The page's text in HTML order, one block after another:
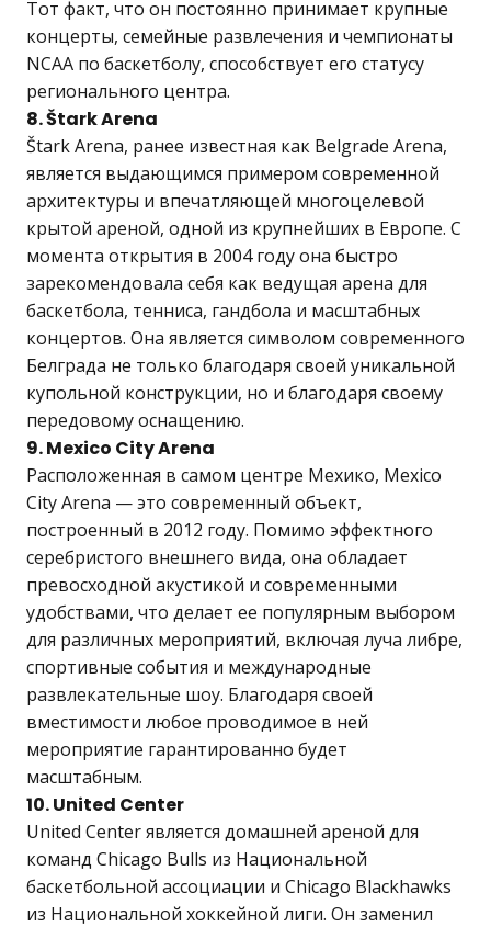
Тот факт, что он постоянно принимает крупные
концерты, семейные развлечения и чемпионаты
NCAA по баскетболу, способствует его статусу
регионального центра.
8. Štark Arena
Štark Arena, ранее известная как Belgrade Arena,
является выдающимся примером современной
архитектуры и впечатляющей многоцелевой
крытой ареной, одной из крупнейших в Европе. С
момента открытия в 2004 году она быстро
зарекомендовала себя как ведущая арена для
баскетбола, тенниса, гандбола и масштабных
концертов. Она является символом современного
Белграда не только благодаря своей уникальной
купольной конструкции, но и благодаря своему
передовому оснащению.
9. Mexico City Arena
Расположенная в самом центре Мехико, Mexico
City Arena — это современный объект,
построенный в 2012 году. Помимо эффектного
серебристого внешнего вида, она обладает
превосходной акустикой и современными
удобствами, что делает ее популярным выбором
для различных мероприятий, включая луча либре,
спортивные события и международные
развлекательные шоу. Благодаря своей
вместимости любое проводимое в ней
мероприятие гарантированно будет
масштабным.
10. United Center
United Center является домашней ареной для
команд Chicago Bulls из Национальной
баскетбольной ассоциации и Chicago Blackhawks
из Национальной хоккейной лиги. Он заменил